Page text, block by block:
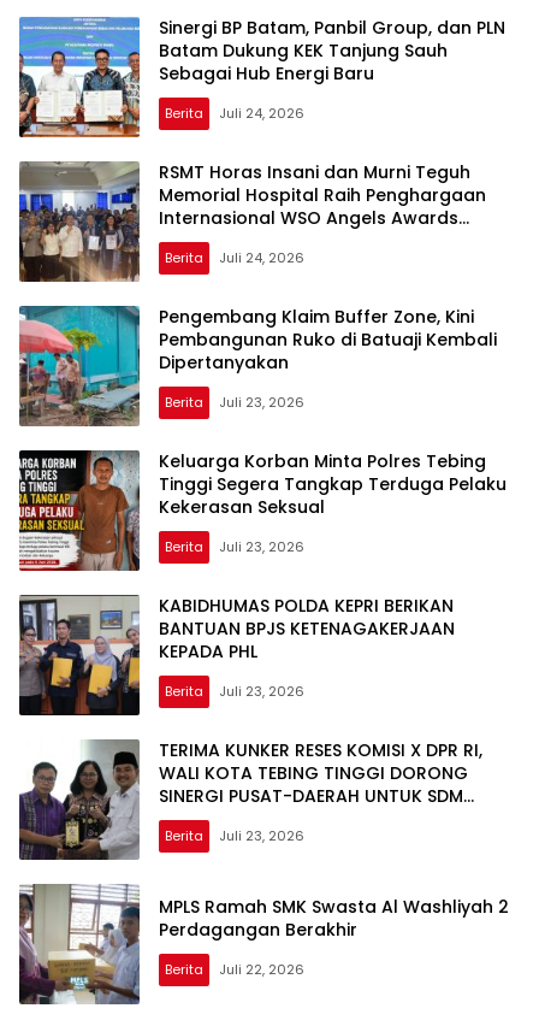
Sinergi BP Batam, Panbil Group, dan PLN
Batam Dukung KEK Tanjung Sauh
Sebagai Hub Energi Baru
Berita Juli 24, 2026
RSMT Horas Insani dan Murni Teguh
Memorial Hospital Raih Penghargaan
Internasional WSO Angels Awards
Diamond Status
Berita Juli 24, 2026
Pengembang Klaim Buffer Zone, Kini
Pembangunan Ruko di Batuaji Kembali
Dipertanyakan
Berita Juli 23, 2026
Keluarga Korban Minta Polres Tebing
Tinggi Segera Tangkap Terduga Pelaku
Kekerasan Seksual
Berita Juli 23, 2026
KABIDHUMAS POLDA KEPRI BERIKAN
BANTUAN BPJS KETENAGAKERJAAN
KEPADA PHL
Berita Juli 23, 2026
TERIMA KUNKER RESES KOMISI X DPR RI,
WALI KOTA TEBING TINGGI DORONG
SINERGI PUSAT-DAERAH UNTUK SDM
UNGGUL
Berita Juli 23, 2026
MPLS Ramah SMK Swasta Al Washliyah 2
Perdagangan Berakhir
Berita Juli 22, 2026